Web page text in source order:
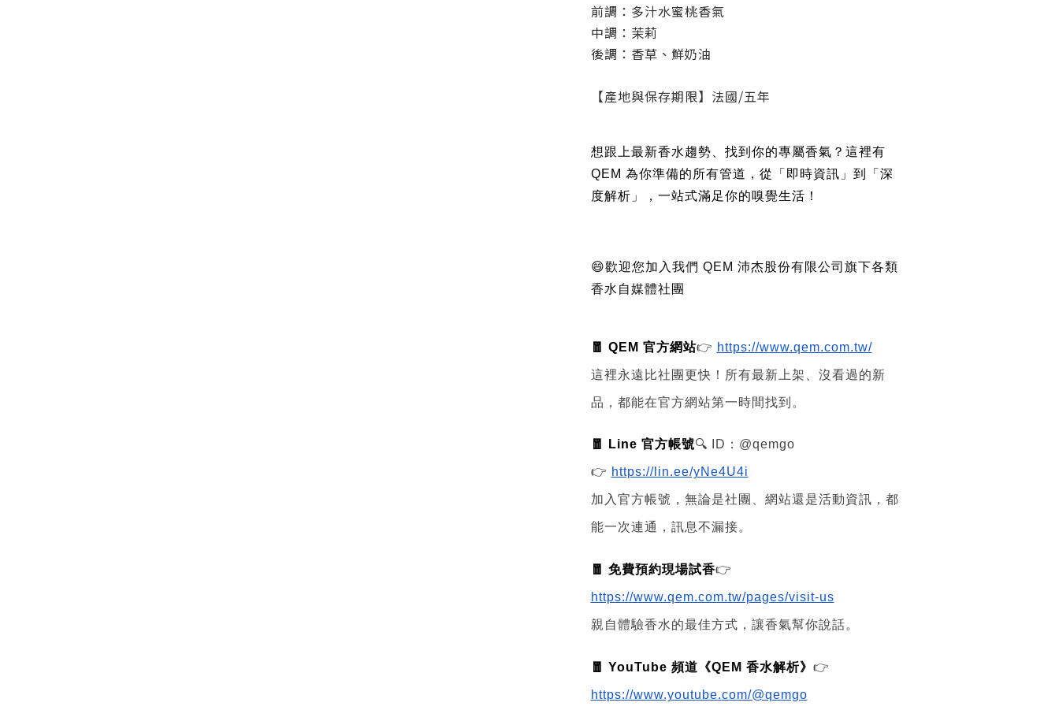
前調：多汁水蜜桃香氣
中調：茉莉
後調：香草、鮮奶油
【產地與保存期限】法國/五年
想跟上最新香水趨勢、找到你的專屬香氣？這裡有
QEM 為你準備的所有管道，從「即時資訊」到「深
度解析」，一站式滿足你的嗅覺生活！
😄歡迎您加入我們 QEM 沛杰股份有限公司旗下各類
香水自媒體社團
🧧 QEM 官方網站👉 https://www.qem.com.tw/
這裡永遠比社團更快！所有最新上架、沒看過的新
品，都能在官方網站第一時間找到。
🧧 Line 官方帳號🔍 ID：@qemgo
👉 https://lin.ee/yNe4U4i
加入官方帳號，無論是社團、網站還是活動資訊，都
能一次連通，訊息不漏接。
🧧 免費預約現場試香👉
https://www.qem.com.tw/pages/visit-us
親自體驗香水的最佳方式，讓香氣幫你說話。
🧧 YouTube 頻道《QEM 香水解析》 👉
https://www.youtube.com/@qemgo